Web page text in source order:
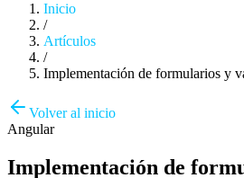
Inicio
/
Artículos
/
Implementación de formularios y
Volver al inicio
Angular
Implementación de